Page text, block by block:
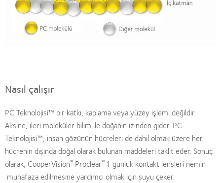
Nasıl çalışır
PC Teknolojisi™ bir katkı, kaplama veya yüzey işlemi değildir.
Aksine, ileri moleküler bilim ile doğanın izinden gider. PC
Teknolojisi™, insan gözünün hücreleri de dahil olmak üzere her
hücrenin dışında doğal olarak bulunan maddeleri taklit eder. Sonuç
olarak, CooperVision® Proclear® 1 günlük kontakt lensleri nemin
muhafaza edilmesine yardımcı olmak için suyu çeker.